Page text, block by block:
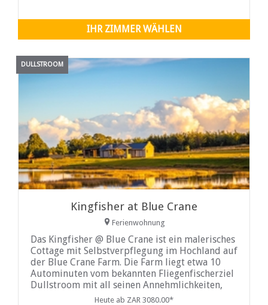
IHR ZIMMER WÄHLEN
DULLSTROOM
Kingfisher at Blue Crane
Ferienwohnung
Das Kingfisher @ Blue Crane ist ein malerisches
Cottage mit Selbstverpflegung im Hochland auf
der Blue Crane Farm. Die Farm liegt etwa 10
Autominuten vom bekannten Fliegenfischerziel
Dullstroom mit all seinen Annehmlichkeiten,
Geschäften, Restaurants und Attraktionen
Heute ab ZAR 3080.00*